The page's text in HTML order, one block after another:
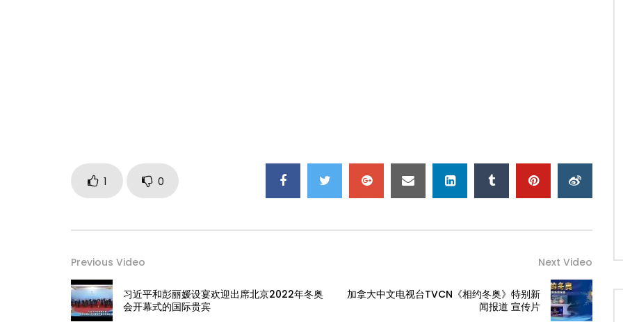
1 0
Previous Video
习近平和彭丽媛设宴欢迎出席北京2022年冬奥
会开幕式的国际贵宾
Next Video
加拿大中文电视台TVCN《相约冬奥》特别新
闻报道 宣传片